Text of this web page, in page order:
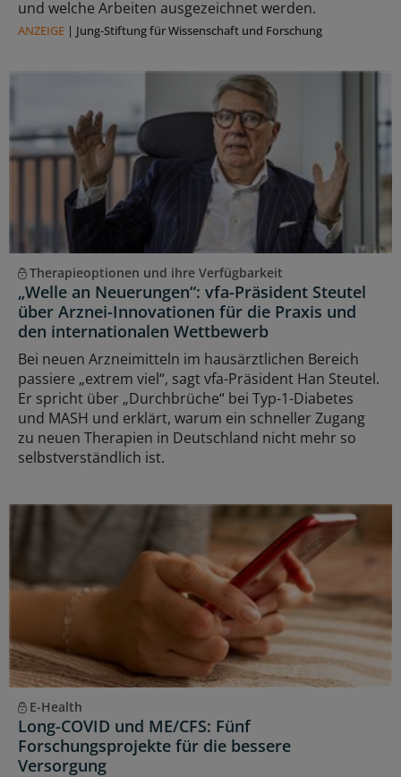
und welche Arbeiten ausgezeichnet werden.
ANZEIGE | Jung-Stiftung für Wissenschaft und Forschung
Therapieoptionen und ihre Verfügbarkeit
„Welle an Neuerungen“: vfa-Präsident Steutel
über Arznei-Innovationen für die Praxis und
den internationalen Wettbewerb
Bei neuen Arzneimitteln im hausärztlichen Bereich
passiere „extrem viel“, sagt vfa-Präsident Han Steutel.
Er spricht über „Durchbrüche“ bei Typ-1-Diabetes
und MASH und erklärt, warum ein schneller Zugang
zu neuen Therapien in Deutschland nicht mehr so
selbstverständlich ist.
E-Health
Long-COVID und ME/CFS: Fünf
Forschungsprojekte für die bessere
Versorgung